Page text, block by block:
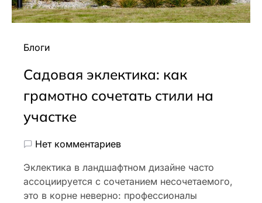
Блоги
Садовая эклектика: как
грамотно сочетать стили на
участке
Нет комментариев
Эклектика в ландшафтном дизайне часто
ассоциируется с сочетанием несочетаемого,
это в корне неверно: профессионалы